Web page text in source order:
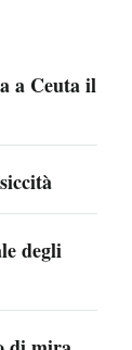
a Ceuta il
degli